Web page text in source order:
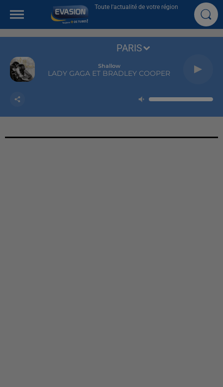
Toute l'actualité de votre région
Shallow
LADY GAGA ET BRADLEY COOPER
PARIS